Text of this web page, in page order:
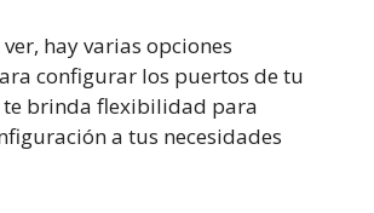
hay varias opciones
configurar los puertos de tu
brinda flexibilidad para
a tus necesidades